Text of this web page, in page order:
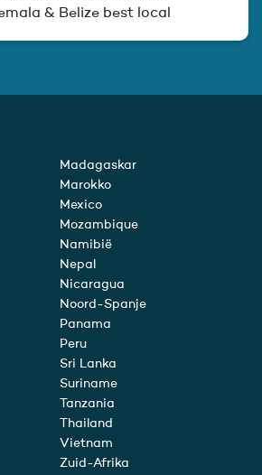
& Belize best local
Madagaskar
Marokko
Mexico
Mozambique
Namibië
Nepal
Nicaragua
Noord-Spanje
Panama
Peru
Sri Lanka
Suriname
Tanzania
Thailand
Vietnam
Zuid-Afrika